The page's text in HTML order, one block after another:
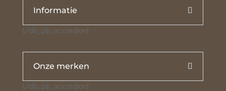
Informatie
[/db_pb_accordion]
Onze merken
[/db_pb_accordion]